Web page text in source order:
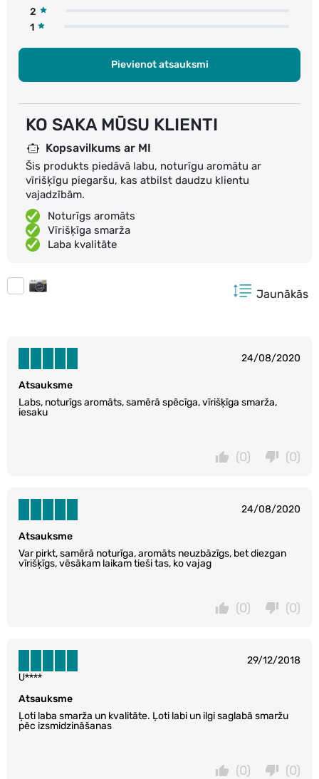
2
1
Pievienot atsauksmi
KO SAKA MŪSU KLIENTI
Kopsavilkums ar MI
Šis produkts piedāvā labu, noturīgu aromātu ar
vīrišķīgu piegaršu, kas atbilst daudzu klientu
vajadzībām.
Noturīgs aromāts
Vīrišķīga smarža
Laba kvalitāte
Jaunākās
24/08/2020
Atsauksme
Labs, noturīgs aromāts, samērā spēcīga, vīrišķīga smarža,
iesaku
(0)
(0)
24/08/2020
Atsauksme
Var pirkt, samērā noturīga, aromāts neuzbāzīgs, bet diezgan
vīrišķīgs, vēsākam laikam tieši tas, ko vajag
(0)
(0)
29/12/2018
Atsauksme
Ļoti laba smarža un kvalitāte. Ļoti labi un ilgi saglabā smaržu
pēc izsmidzināšanas
U****
(0)
(0)